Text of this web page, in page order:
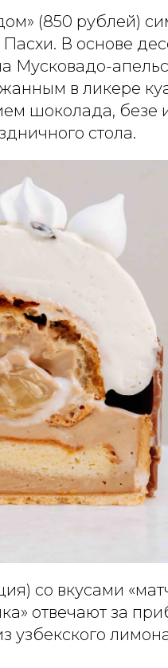
(850 рублей)
В основе
Мусковадо-
в ликере
шоколада, безе
стола.
со вкусами
отвечают за
узбекского